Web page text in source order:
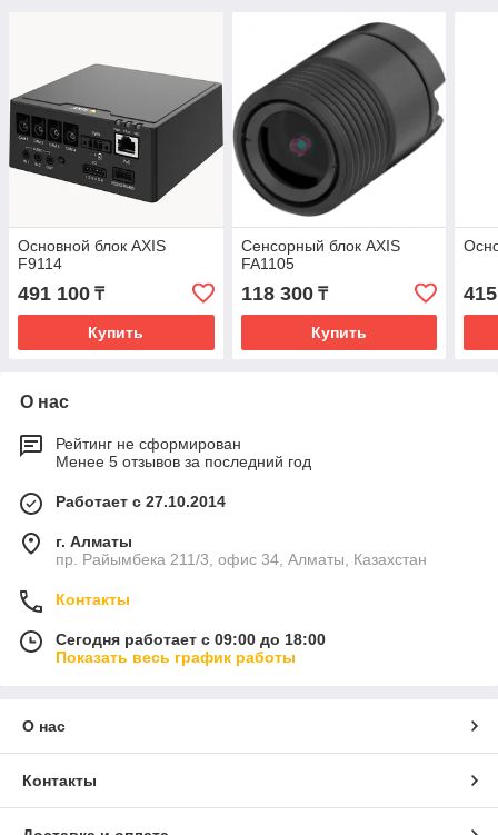
Основной блок AXIS
F9114
491 100 ₸
Купить
Сенсорный блок AXIS
FA1105
118 300₸
Купить
О нас
Рейтинг не сформирован
Менее 5 отзывов за последний год
Работает с 27.10.2014
г. Алматы
пр. Райымбека 211/3, офис 34, Алматы, Казахстан
Контакты
Сегодня работает с 09:00 до 18:00
Показать весь график работы
О нас
Контакты